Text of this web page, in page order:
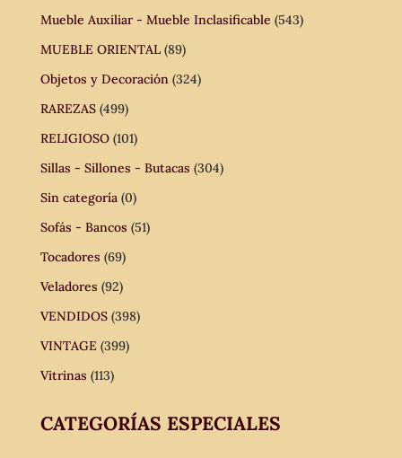
Mueble Auxiliar - Mueble Inclasificable (543)
MUEBLE ORIENTAL (89)
Objetos y Decoración (324)
RAREZAS (499)
RELIGIOSO (101)
Sillas - Sillones - Butacas (304)
Sin categoría (0)
Sofás - Bancos (51)
Tocadores (69)
Veladores (92)
VENDIDOS (398)
VINTAGE (399)
Vitrinas (113)
CATEGORÍAS ESPECIALES